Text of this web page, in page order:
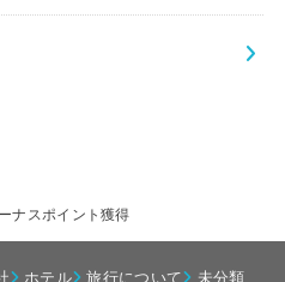
ナスポイント獲得
ホテル 旅行について 未分類